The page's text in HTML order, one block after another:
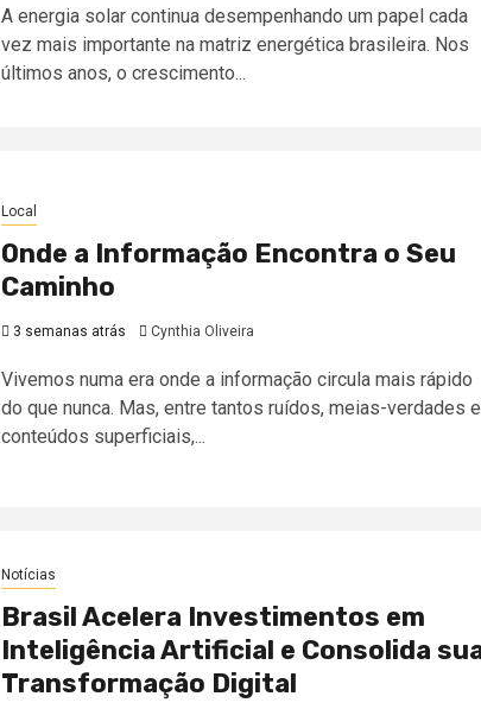
A energia solar continua desempenhando um papel cada
vez mais importante na matriz energética brasileira. Nos
últimos anos, o crescimento...
Local
Onde a Informação Encontra o Seu
Caminho
3 semanas atrás Cynthia Oliveira
Vivemos numa era onde a informação circula mais rápido
do que nunca. Mas, entre tantos ruídos, meias-verdades e
conteúdos superficiais,...
Notícias
Brasil Acelera Investimentos em
Inteligência Artificial e Consolida
Transformação Digital